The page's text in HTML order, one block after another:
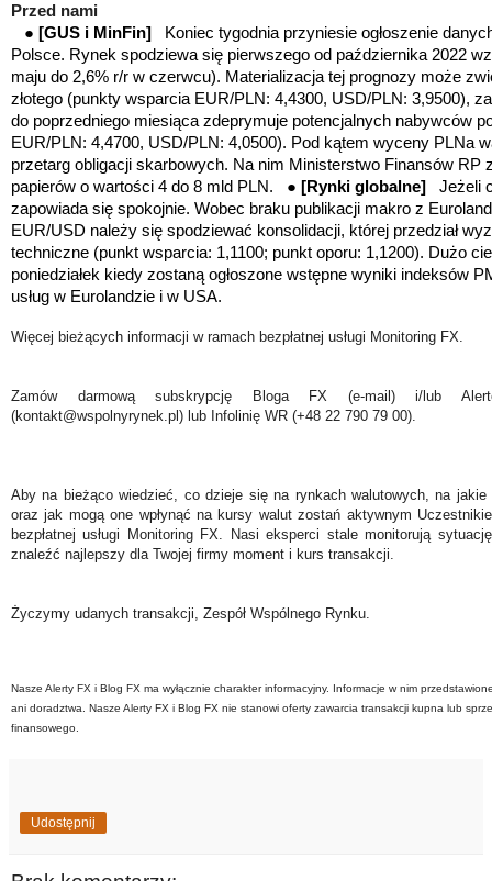
Przed nami
● [GUS i MinFin]
Koniec tygodnia przyniesie ogłoszenie
Polsce. Rynek spodziewa się pierwszego od października 2022
maju do 2,6% r/r w czerwcu). Materializacja tej prognozy może
złotego (punkty wsparcia EUR/PLN: 4,4300, USD/PLN: 3,9500),
do poprzedniego miesiąca zdeprymuje potencjalnych nabywców
EUR/PLN: 4,4700, USD/PLN: 4,0500). Pod kątem wyceny PLNa
przetarg obligacji skarbowych. Na nim Ministerstwo Finansów RP
papierów o wartości 4 do 8 mld PLN. ● [Rynki globalne] Jeżeli
zapowiada się spokojnie. Wobec braku publikacji makro z
EUR/USD należy się spodziewać konsolidacji, której przedział
techniczne (punkt wsparcia: 1,1100; punkt oporu: 1,1200). Dużo
poniedziałek kiedy zostaną ogłoszone wstępne wyniki indeksów
usług w Eurolandzie i w USA.
Więcej bieżących informacji w ramach bezpłatnej usługi Monitoring FX.
Zamów darmową subskrypcję Bloga FX (e-mail) i/lub
(kontakt@wspolnyrynek.pl) lub Infolinię WR (+48 22 790 79 00).
Aby na bieżąco wiedzieć, co dzieje się na rynkach walutowych, na
oraz jak mogą one wpłynąć na kursy walut zostań aktywnym
bezpłatnej usługi Monitoring FX. Nasi eksperci stale monitorują
znaleźć najlepszy dla Twojej firmy moment i kurs transakcji.
Życzymy udanych transakcji, Zespół Wspólnego Rynku.
Nasze Alerty FX i Blog FX ma wyłącznie charakter informacyjny. Informacje w nim
ani doradztwa. Nasze Alerty FX i Blog FX nie stanowi oferty zawarcia transakcji kupna lub
finansowego.
Udostępnij